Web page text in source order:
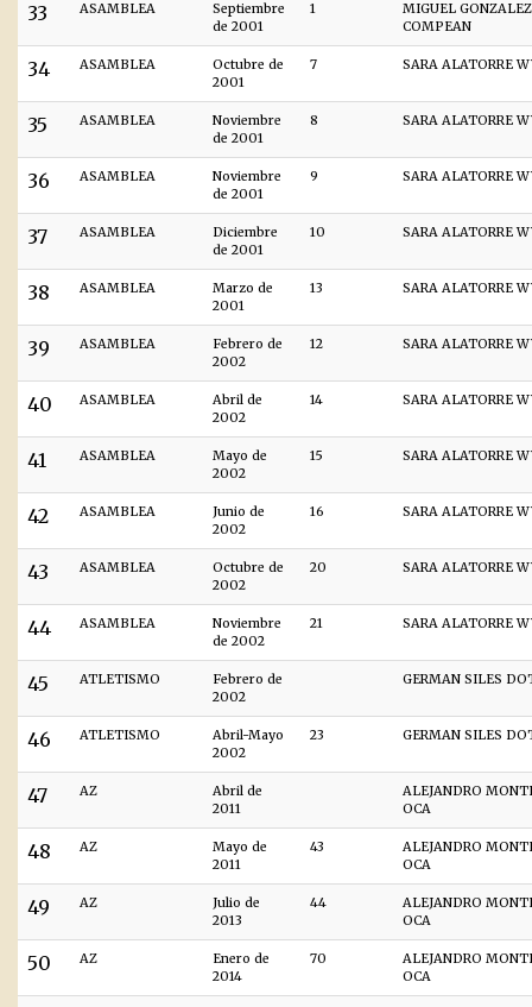
33 ASAMBLEA
Septiembre
de 2001
1
MIGUEL GONZALEZ
COMPEAN
34 ASAMBLEA
Octubre de
2001
7 SARA ALATORRE
35 ASAMBLEA
Noviembre
de 2001
8 SARA ALATORRE
36 ASAMBLEA
Noviembre
de 2001
9 SARA ALATORRE
37 ASAMBLEA
Diciembre
de 2001
10 SARA ALATORRE
38 ASAMBLEA
Marzo de
2001
13 SARA ALATORRE
39 ASAMBLEA
Febrero de
2002
12 SARA ALATORRE
40 ASAMBLEA
Abril de
2002
14 SARA ALATORRE
41 ASAMBLEA
Mayo de
2002
15 SARA ALATORRE
42 ASAMBLEA
Junio de
2002
16 SARA ALATORRE
43 ASAMBLEA
Octubre de
2002
20 SARA ALATORRE
44 ASAMBLEA
Noviembre
de 2002
21 SARA ALATORRE
45 ATLETISMO
Febrero de
2002
GERMAN SILES
46 ATLETISMO
Abril-Mayo
2002
23 GERMAN SILES
47 AZ
Abril de
2011
ALEJANDRO
OCA
48 AZ
Mayo de
2011
43
ALEJANDRO
OCA
49 AZ
Julio de
2013
44
ALEJANDRO
OCA
50 AZ
Enero de
2014
70
ALEJANDRO
OCA